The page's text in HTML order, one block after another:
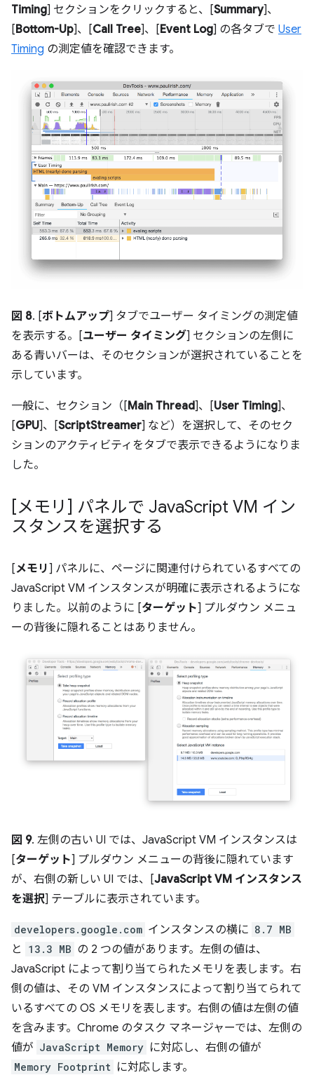
Timing] セクションをクリックすると、[Summary]、
[Bottom-Up]、[Call Tree]、[Event Log] の各タブで User
Timing の測定値を確認できます。
図 8. [ボトムアップ] タブでユーザー タイミングの測定値
を表示する。[ユーザー タイミング] セクションの左側に
ある青いバーは、そのセクションが選択されていることを
示しています。
一般に、セクション（[Main Thread]、[User Timing]、
[GPU]、[ScriptStreamer] など）を選択して、そのセク
ションのアクティビティをタブで表示できるようになりま
した。
[メモリ] パネルで JavaScript VM イン
スタンスを選択する
[メモリ ] パネルに、ページに関連付けられているすべての
JavaScript VM インスタンスが明確に表示されるようにな
りました。以前のように [ターゲット] プルダウン メニュ
ーの背後に隠れることはありません。
図 9. 左側の古い UI では、JavaScript VM インスタンスは
[ターゲット] プルダウン メニューの背後に隠れています
が、右側の新しい UI では、[JavaScript VM インスタンス
を選択] テーブルに表示されています。
developers.google.com インスタンスの横に 8.7 MB
と 13.3 MB の 2 つの値があります。左側の値は、
JavaScript によって割り当てられたメモリを表します。右
側の値は、その VM インスタンスによって割り当てられて
いるすべての OS メモリを表します。右側の値は左側の値
を含みます。Chrome のタスク マネージャーでは、左側の
値が JavaScript Memory に対応し、右側の値が
Memory Footprint に対応します。